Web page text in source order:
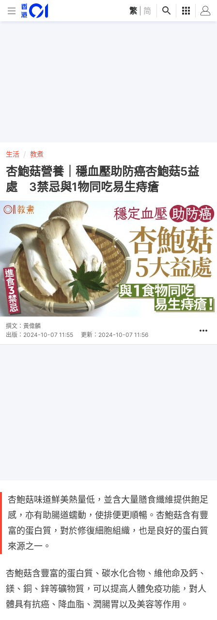
繁 简
生活 教煮
杏鮑菇營養｜穩血壓助防癌杏鮑菇5益
處 3禁忌與1物同吃易生痔瘡
撰文： 黃偉麟
出版： 2024-10-07 11:55 更新： 2024-10-07 11:56
杏鮑菇味道鮮美熱量低，並含大量膳食纖維提供飽足
感，亦有助腸道蠕動，使排便更順暢。杏鮑菇含有豐
富的蛋白質，對於修復細胞組織，也是良好的蛋白質
來源之一。
杏鮑菇含豐富的蛋白質、碳水化合物、維他命及鈣、
鎂、銅、鋅等礦物質，可以提高人體免疫功能，對人
體具有抗癌、降血脂、潤腸胃以及美容等作用。